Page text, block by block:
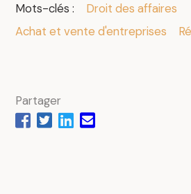
Mots-clés :
Droit des affaires
Achat et vente d'entreprises
Partager